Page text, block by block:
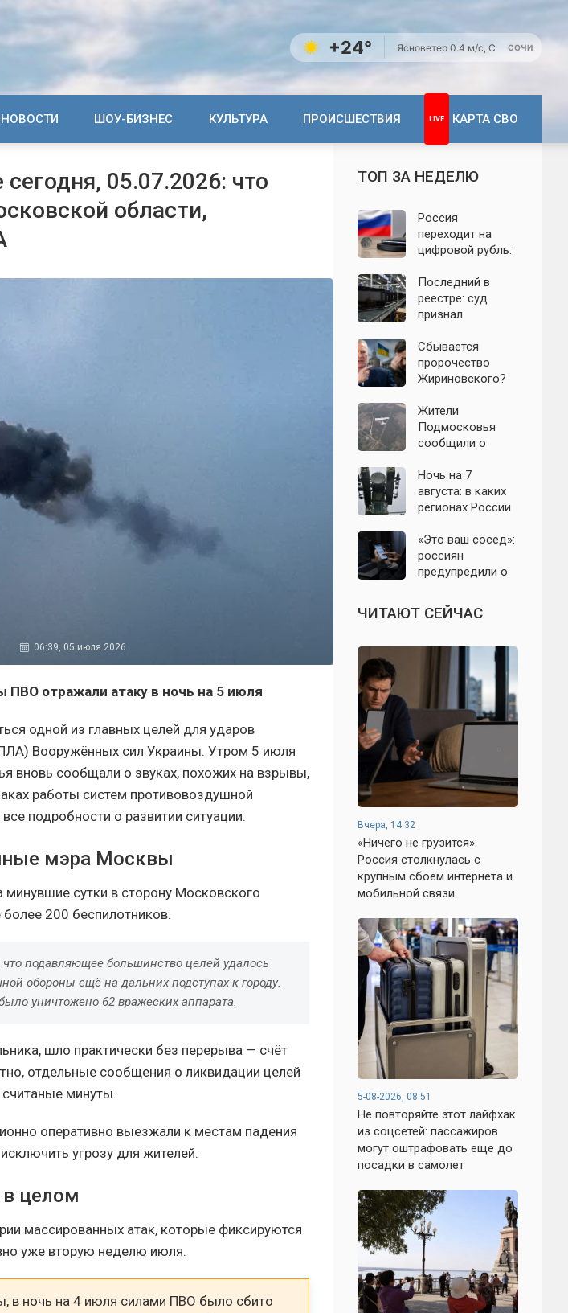
+24° Ясноветер 0.4 м/с, С СОЧИ
ШОУ-БИЗНЕС КУЛЬТУРА ПРОИСШЕСТВИЯ КАРТА СВО
05.07.2026: что
области,
06:39, 05 июля 2026
ПВО отражали атаку в ночь на 5 июля
одной из главных целей для ударов
Вооружённых сил Украины. Утром 5 июля
вновь сообщали о звуках, похожих на взрывы,
работы систем противовоздушной
подробности о развитии ситуации.
мэра Москвы
сутки в сторону Московского
200 беспилотников.
подавляющее большинство целей удалось
обороны ещё на дальних подступах к городу.
уничтожено 62 вражеских аппарата.
шло практически без перерыва — счёт
отдельные сообщения о ликвидации целей
считаные минуты.
оперативно выезжали к местам падения
угрозу для жителей.
целом
массированных атак, которые фиксируются
уже вторую неделю июля.
в ночь на 4 июля силами ПВО было сбито
ТОП ЗА НЕДЕЛЮ
Россия
переходит на
цифровой рубль:
систему сравнили
с моделью СССР
Последний в
реестре: суд
признал
единственного
российского
производителя
Сбывается
пророчество
Жириновского?
Зеленский вновь
отказался от
выборов на
Жители
Подмосковья
сообщили о
обнародованы
подробности о
налёте
августа
Ночь на 7
августа: в каких
регионах России
атаки БПЛА и
какие аэропорты
вводили
«Это ваш сосед»:
россиян
предупредили о
мошенников с
опасными
ЧИТАЮТ СЕЙЧАС
Вчера, 14:32
«Ничего не грузится»:
Россия столкнулась с
крупным сбоем интернета и
мобильной связи
5-08-2026, 08:51
Не повторяйте этот лайфхак
из соцсетей: пассажиров
могут оштрафовать еще до
посадки в самолет